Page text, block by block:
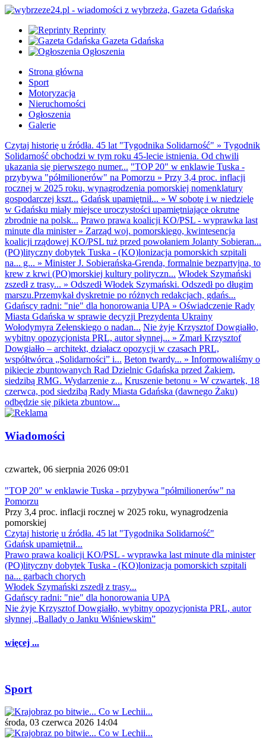
Reprinty
Gazeta Gdańska
Ogłoszenia
Strona główna
Sport
Motoryzacja
Nieruchomości
Ogłoszenia
Galerie
Czytaj historię u źródła. 45 lat "Tygodnika Solidarność" » Tygodnik
Solidarność obchodzi w tym roku 45-lecie istnienia. Od chwili
ukazania się pierwszego numer... "TOP 20" w enklawie Tuska -
przybywa "półmilionerów" na Pomorzu » Przy 3,4 proc. inflacji
rocznej w 2025 roku, wynagrodzenia pomorskiej nomenklatury
gospodarczej kszt... Gdańsk upamiętnił... » W sobotę i w niedzielę
w Gdańsku miały miejsce uroczystości upamiętniające okrutne
zbrodnie na polsk... Prawo prawa koalicji KO/PSL - wyprawka last
minute dla minister» Zarząd woj. pomorskiego, kwintesencja
koalicji rządowej KO/PSL tuż przed powołaniem Jolanty Sobieran...
(PO)lityczny dobytek Tuska - (KO)lonizacja pomorskich szpitali
na... g... » Minister J. Sobierańska-Grenda, formalnie bezpartyjna, to
krew z krwi (PO)morskiej kultury polityczn... Włodek Szymański
zszedł z trasy... » Odszedł Włodek Szymański. Odszedł po długim
marszu.Przemykał dyskretnie po różnych redakcjach, gdańs...
Gdańscy radni: "nie" dla honorowania UPA » Oświadczenie Rady
Miasta Gdańska w sprawie decyzji Prezydenta Ukrainy
Wołodymyra Zełenskiego o nadan... Nie żyje Krzysztof Dowgiałło,
wybitny opozycjonista PRL, autor słynnej... » Zmarł Krzysztof
Dowgiałło – architekt, działacz opozycji w czasach PRL,
współtwórca „Solidarności” i... Beton twardy... » Informowaliśmy o
pikiecie zbuntowanych Rad Dzielnic Gdańska przed Żakiem,
siedzibą RMG. Wydarzenie z... Kruszenie betonu » W czwartek, 18
czerwca, pod siedzibą Rady Miasta Gdańska (dawnego Żaku)
odbędzie się pikieta zbuntow...
Wiadomości
czwartek, 06 sierpnia 2026 09:01
"TOP 20" w enklawie Tuska - przybywa "półmilionerów" na
Pomorzu
Przy 3,4 proc. inflacji rocznej w 2025 roku, wynagrodzenia
pomorskiej
Czytaj historię u źródła. 45 lat "Tygodnika Solidarność"
Gdańsk upamiętnił...
Prawo prawa koalicji KO/PSL - wyprawka last minute dla minister
(PO)lityczny dobytek Tuska - (KO)lonizacja pomorskich szpitali
na... garbach chorych
Włodek Szymański zszedł z trasy...
Gdańscy radni: "nie" dla honorowania UPA
Nie żyje Krzysztof Dowgiałło, wybitny opozycjonista PRL, autor
słynnej „Ballady o Janku Wiśniewskim”
więcej ...
Sport
środa, 03 czerwca 2026 14:04